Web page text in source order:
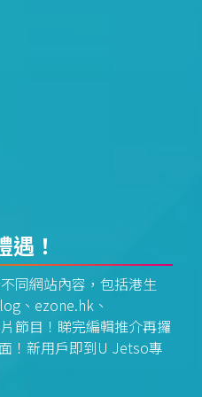
！
同網站內容，包括港生
、ezone.hk、
節目！睇完編輯推介再攞
！新用戶即到U Jetso專